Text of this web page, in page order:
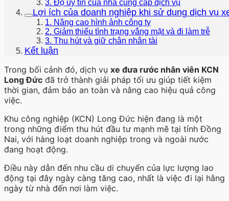
3. Độ uy tín của nhà cung cấp dịch vụ
Lợi ích của doanh nghiệp khi sử dụng dịch vụ
1. Nâng cao hình ảnh công ty
2. Giảm thiểu tình trạng vắng mặt và đi làm trễ
3. Thu hút và giữ chân nhân tài
Kết luận
Trong bối cảnh đó, dịch vụ xe đưa rước nhân viên KCN
Long Đức đã trở thành giải pháp tối ưu giúp tiết kiệm
thời gian, đảm bảo an toàn và nâng cao hiệu quả công
việc.
Khu công nghiệp (KCN) Long Đức hiện đang là một
trong những điểm thu hút đầu tư mạnh mẽ tại tỉnh Đồng
Nai, với hàng loạt doanh nghiệp trong và ngoài nước
đang hoạt động.
Điều này dẫn đến nhu cầu di chuyển của lực lượng lao
động tại đây ngày càng tăng cao, nhất là việc đi lại hằng
ngày từ nhà đến nơi làm việc.